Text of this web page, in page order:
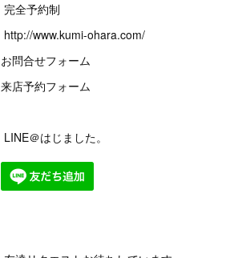
完全予約制
http://www.kumi-ohara.com/
お問合せフォーム
来店予約フォーム
LINE＠はじました。